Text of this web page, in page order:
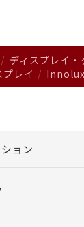
ディスプレイ
レイ
Innolux
ョン